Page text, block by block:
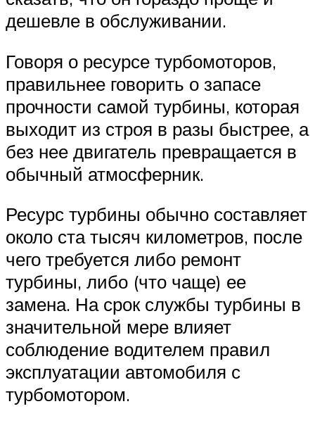
дешевле в обслуживании.
Говоря о ресурсе турбомоторов,
правильнее говорить о запасе
прочности самой турбины, которая
выходит из строя в разы быстрее, а
без нее двигатель превращается в
обычный атмосферник.
Ресурс турбины обычно составляет
около ста тысяч километров, после
чего требуется либо ремонт
турбины, либо (что чаще) ее
замена. На срок службы турбины в
значительной мере влияет
соблюдение водителем правил
эксплуатации автомобиля с
турбомотором.